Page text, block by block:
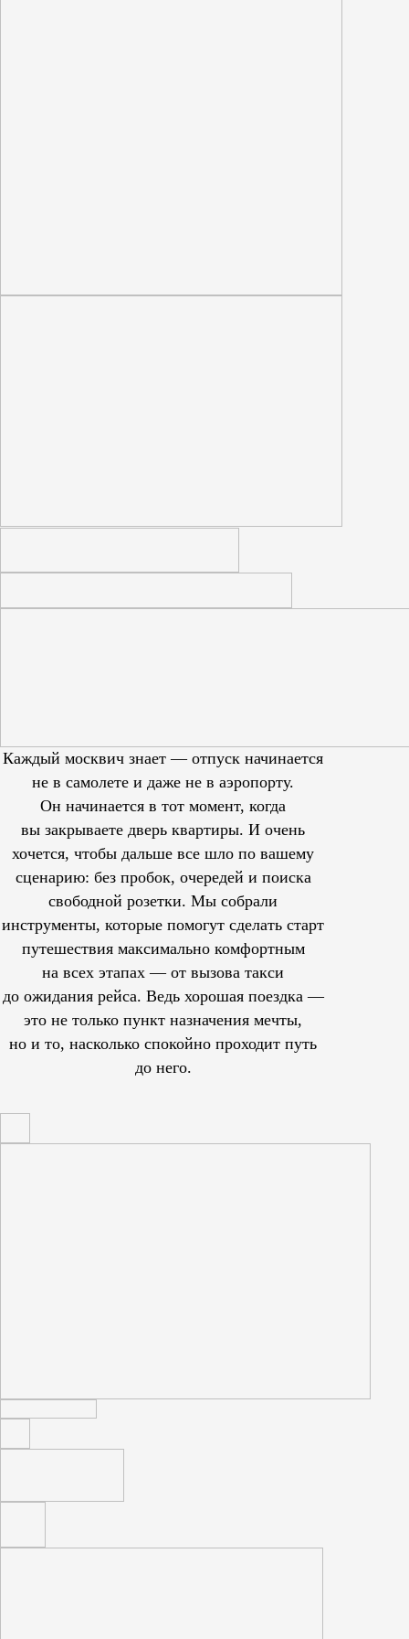
Каждый москвич знает — отпуск начинается
не в самолете и даже не в аэропорту.
Он начинается в тот момент, когда
вы закрываете дверь квартиры. И очень
хочется, чтобы дальше все шло по вашему
сценарию: без пробок, очередей и поиска
свободной розетки. Мы собрали
инструменты, которые помогут сделать старт
путешествия максимально комфортным
на всех этапах — от вызова такси
до ожидания рейса. Ведь хорошая поездка —
это не только пункт назначения мечты,
но и то, насколько спокойно проходит путь
до него.